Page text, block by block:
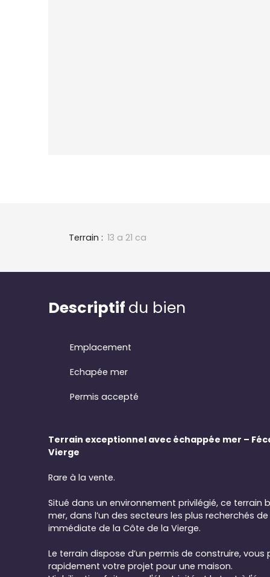
Terrain : 13 a 21 ca
Descriptif du bien
Emplacement
Echapée mer
Permis accepté
Terrain exceptionnel avec échappée mer –
Vierge
Rare à la vente.
Situé dans un environnement privilégié, ce terrain
mer, dans l’un des secteurs les plus recherchés
immédiate de la Côte de la Vierge.
Le terrain dispose d’un permis de construire,
rapidement votre projet pour une maison.